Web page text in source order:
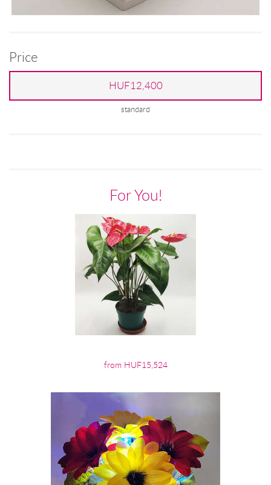
Price
HUF12,400
standard
For You!
from HUF15,524